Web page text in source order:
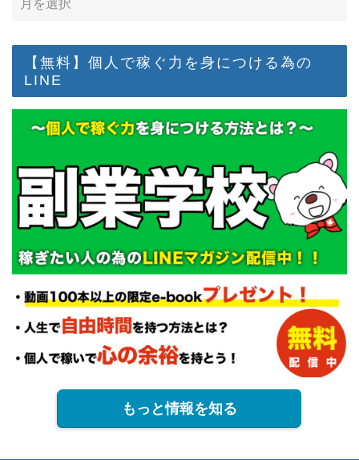
【無料】個人で稼ぐ力を身につける為の
LINE
もっと情報を知る